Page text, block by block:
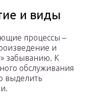
и виды
процессы –
и
забыванию. К
обслуживания
выделить